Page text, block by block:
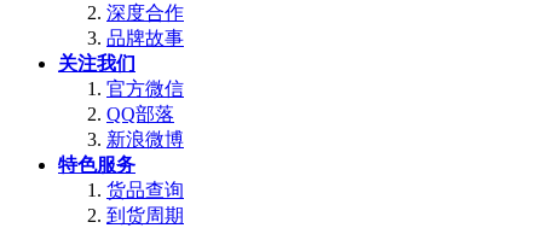
深度合作
品牌故事
关注我们
官方微信
QQ部落
新浪微博
特色服务
货品查询
到货周期